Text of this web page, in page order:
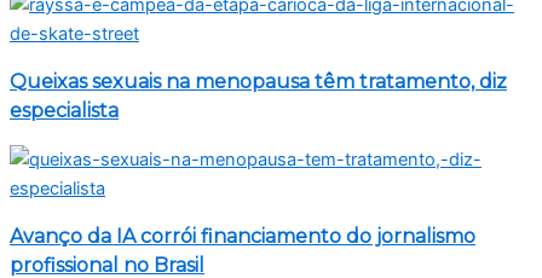
Queixas sexuais na menopausa têm tratamento, diz
especialista
Avanço da IA corrói financiamento do jornalismo
profissional no Brasil